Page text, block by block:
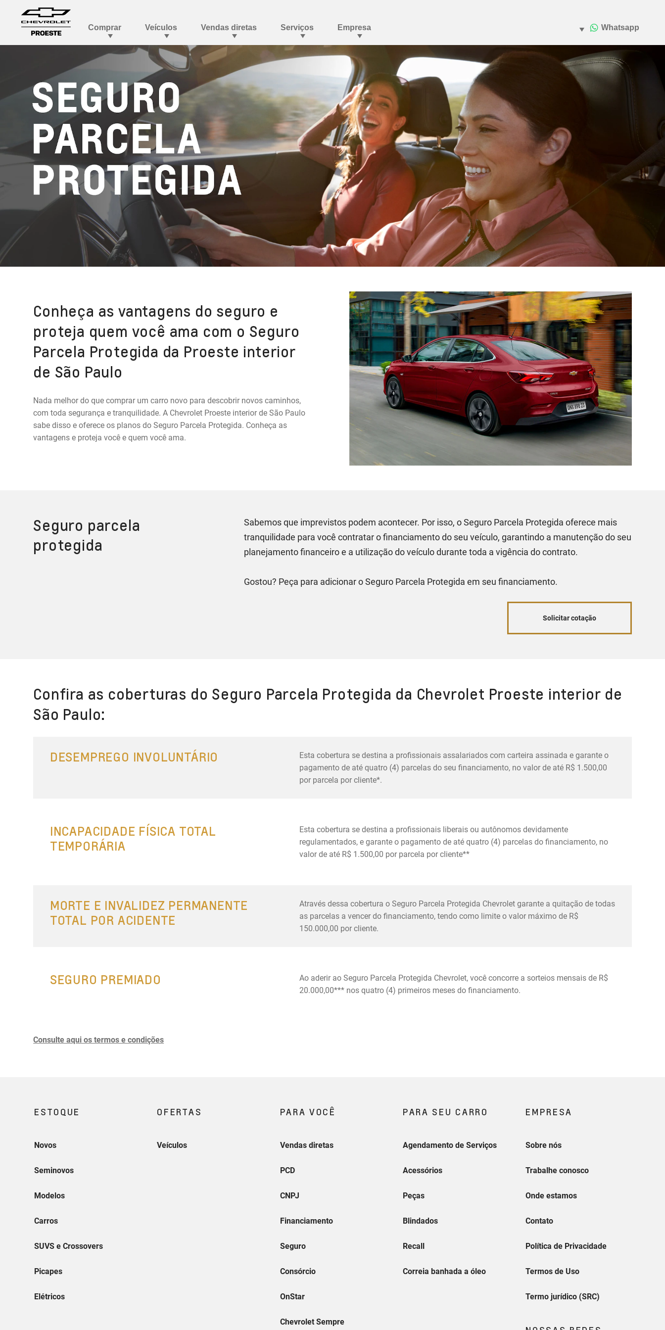
Conheça as vantagens do seguro e
proteja quem você ama com o Seguro
Parcela Protegida da Proeste interior
de São Paulo
Nada melhor do que comprar um carro novo para descobrir novos caminhos,
com toda segurança e tranquilidade. A Chevrolet Proeste interior de São Paulo
sabe disso e oferece os planos do Seguro Parcela Protegida. Conheça as
vantagens e proteja você e quem você ama.
Seguro parcela
protegida
Sabemos que imprevistos podem acontecer. Por isso, o Seguro Parcela Protegida oferece mais
tranquilidade para você contratar o financiamento do seu veículo, garantindo a manutenção do seu
planejamento financeiro e a utilização do veículo durante toda a vigência do contrato.
Gostou? Peça para adicionar o Seguro Parcela Protegida em seu financiamento.
Solicitar cotação
Confira as coberturas do Seguro Parcela Protegida da Chevrolet Proeste interior de
São Paulo:
DESEMPREGO INVOLUNTÁRIO
Esta cobertura se destina a profissionais assalariados com carteira assinada e garante o
pagamento de até quatro (4) parcelas do seu financiamento, no valor de até R$ 1.500,00
por parcela por cliente*.
INCAPACIDADE FÍSICA TOTAL
TEMPORÁRIA
Esta cobertura se destina a profissionais liberais ou autônomos devidamente
regulamentados, e garante o pagamento de até quatro (4) parcelas do financiamento, no
valor de até R$ 1.500,00 por parcela por cliente**
MORTE E INVALIDEZ PERMANENTE
TOTAL POR ACIDENTE
Através dessa cobertura o Seguro Parcela Protegida Chevrolet garante a quitação de todas
as parcelas a vencer do financiamento, tendo como limite o valor máximo de R$
150.000,00 por cliente.
SEGURO PREMIADO
Ao aderir ao Seguro Parcela Protegida Chevrolet, você concorre a sorteios mensais de R$
20.000,00*** nos quatro (4) primeiros meses do financiamento.
Consulte aqui os termos e condições